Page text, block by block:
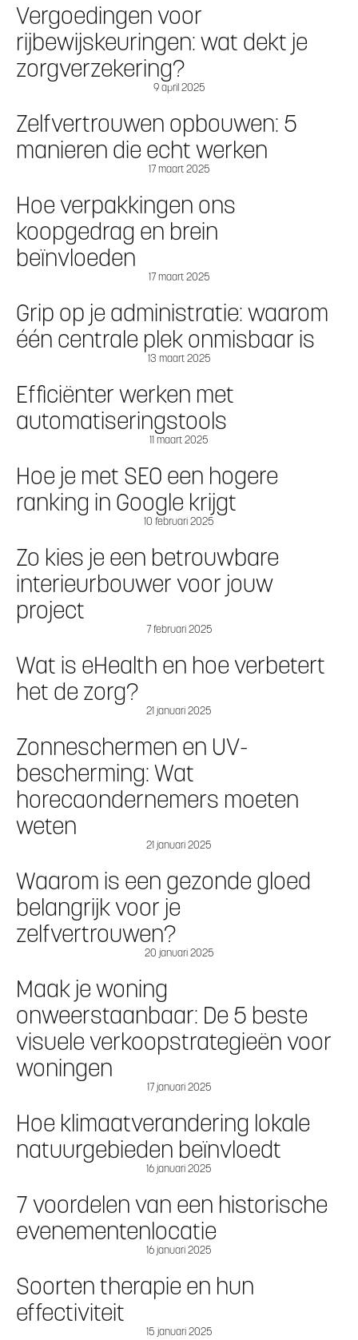
Vergoedingen voor
rijbewijskeuringen: wat dekt je
zorgverzekering?
9 april 2025
Zelfvertrouwen opbouwen: 5
manieren die echt werken
17 maart 2025
Hoe verpakkingen ons
koopgedrag en brein
beïnvloeden
17 maart 2025
Grip op je administratie: waarom
één centrale plek onmisbaar is
13 maart 2025
Efficiënter werken met
automatiseringstools
11 maart 2025
Hoe je met SEO een hogere
ranking in Google krijgt
10 februari 2025
Zo kies je een betrouwbare
interieurbouwer voor jouw
project
7 februari 2025
Wat is eHealth en hoe verbetert
het de zorg?
21 januari 2025
Zonneschermen en UV-
bescherming: Wat
horecaondernemers moeten
weten
21 januari 2025
Waarom is een gezonde gloed
belangrijk voor je
zelfvertrouwen?
20 januari 2025
Maak je woning
onweerstaanbaar: De 5 beste
visuele verkoopstrategieën voor
woningen
17 januari 2025
Hoe klimaatverandering lokale
natuurgebieden beïnvloedt
16 januari 2025
7 voordelen van een historische
evenementenlocatie
16 januari 2025
Soorten therapie en hun
effectiviteit
15 januari 2025